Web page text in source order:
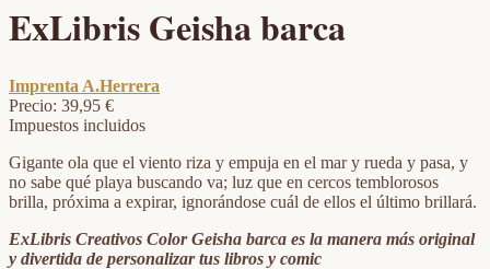
ExLibris Geisha barca
Imprenta A.Herrera
Precio: 39,95 €
Impuestos incluidos
Gigante ola que el viento riza y empuja en el mar y rueda y pasa, y
no sabe qué playa buscando va; luz que en cercos temblorosos
brilla, próxima a expirar, ignorándose cuál de ellos el último brillará.
ExLibris Creativos Color Geisha barca es la manera más original
y divertida de personalizar tus libros y comic